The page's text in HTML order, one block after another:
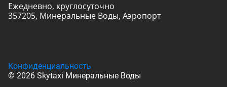
Ежедневно, круглосуточно
357205, Минеральные Воды, Аэропорт
© 2026 Skytaxi Минеральные Воды
Конфиденциальность